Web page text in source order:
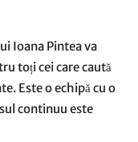
Ioana Pintea va
toți cei care caută
Este o echipă cu o
continuu este